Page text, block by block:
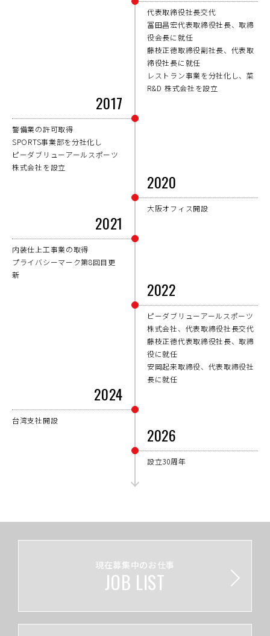
代表取締役社長交代
冨田昌宏代表取締役社長、取締
役会長に就任
藤枝正徳取締役副社長、代表取
締役社長に就任
レストラン事業を分社化し、菜
R&D 株式会社を設立
2017
警備業の許可取得
SPORTS事業部を分社化し
ピーダブリューアールスポーツ
株式会社を設立
2020
大阪オフィス開設
2021
内装仕上工事業の取得
プライバシーマーク第8回目更
新
2022
ピーダブリューアールスポーツ
株式会社、代表取締役社長交代
藤枝正徳代表取締役社長、取締
役に就任
安岡起来取締役、代表取締役社
長に就任
2024
台湾支社開設
2026
設立30周年
現在募集中のお仕事
JOB LIST